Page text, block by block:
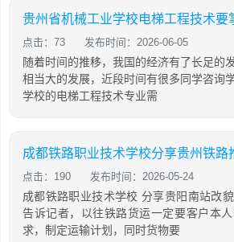
贵州省机械工业学校电梯工程技术要
点击：73 发布时间：2026-06-05
随着时间的推移，我国的经济有了长足的
相当大的发展，近段时间有很多同学咨询
学校的电梯工程技术专业需
成都铁路职业技术学校分享贵州铁路
点击：190 发布时间：2026-05-24
成都铁路职业技术学校 分享贵阳南站改
告诉记者，以往铁路货运一定要客户本
求，制定运输计划，同时货物要